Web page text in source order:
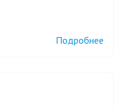
Подробнее